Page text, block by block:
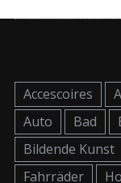
Accescoires
Auto
Bad
Bildende Kunst
Fahrräder